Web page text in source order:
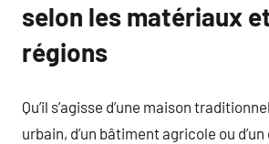
selon les matériaux
régions
Qu’il s’agisse d’une maison
urbain, d’un bâtiment agricole ou